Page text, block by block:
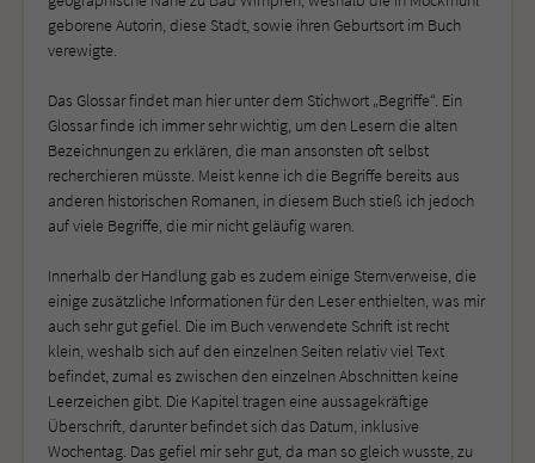
geborene Autorin, diese Stadt, sowie ihren Geburtsort im Buch
verewigte.
Das Glossar findet man hier unter dem Stichwort „Begriffe“. Ein
Glossar finde ich immer sehr wichtig, um den Lesern die alten
Bezeichnungen zu erklären, die man ansonsten oft selbst
recherchieren müsste. Meist kenne ich die Begriffe bereits aus
anderen historischen Romanen, in diesem Buch stieß ich jedoch
auf viele Begriffe, die mir nicht geläufig waren.
Innerhalb der Handlung gab es zudem einige Sternverweise, die
einige zusätzliche Informationen für den Leser enthielten, was mir
auch sehr gut gefiel. Die im Buch verwendete Schrift ist recht
klein, weshalb sich auf den einzelnen Seiten relativ viel Text
befindet, zumal es zwischen den einzelnen Abschnitten keine
Leerzeichen gibt. Die Kapitel tragen eine aussagekräftige
Überschrift, darunter befindet sich das Datum, inklusive
Wochentag. Das gefiel mir sehr gut, da man so gleich wusste, zu